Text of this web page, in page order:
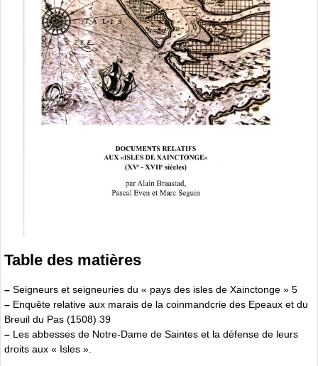
Table des matières
– Seigneurs et seigneuries du « pays des isles de Xainctonge » 5
– Enquête relative aux marais de la coinmandcrie des Epeaux et du
Breuil du Pas (1508) 39
– Les abbesses de Notre-Dame de Saintes et la défense de leurs
droits aux « Isles ».